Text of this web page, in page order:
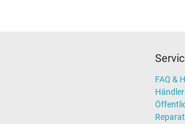
FAQ &